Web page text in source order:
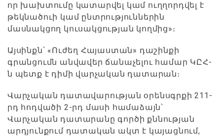
որ խախտումը կատարվել կամ ուղղորդվել է
թեկնածուի կամ ընտրություններին
մասնակցող կուսակցության կողմից»։
Այսինքն՝ «Ուժեղ Հայաստան» դաշինքի
գրանցումն անվավեր ճանաչելու համար ԿԸՀ-
ն պետք է դիմի վարչական դատարան։
Վարչական դատավարության օրենսգրքի 211-
րդ հոդվածի 2-րդ մասի համաձայն՝
Վարչական դատարանը գործի քննության
արդյունքում դատական ակտ է կայացնում,